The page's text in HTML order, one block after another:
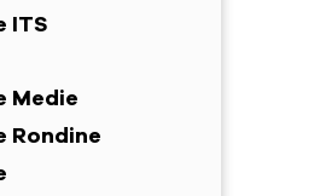
ITS
Medie
Rondine